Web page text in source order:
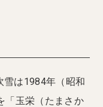
雪は1984年（昭和
「玉栄（たまさか